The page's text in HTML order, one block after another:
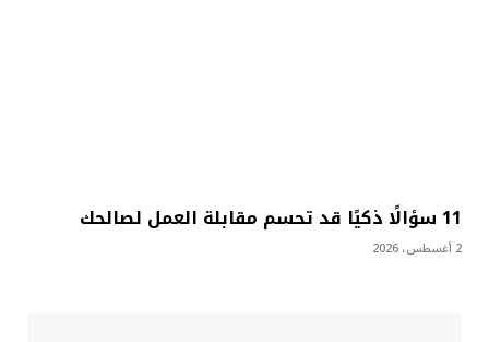
11 سؤالًا ذكيًا قد تحسم مقابلة العمل لصالحك
2 أغسطس، 2026